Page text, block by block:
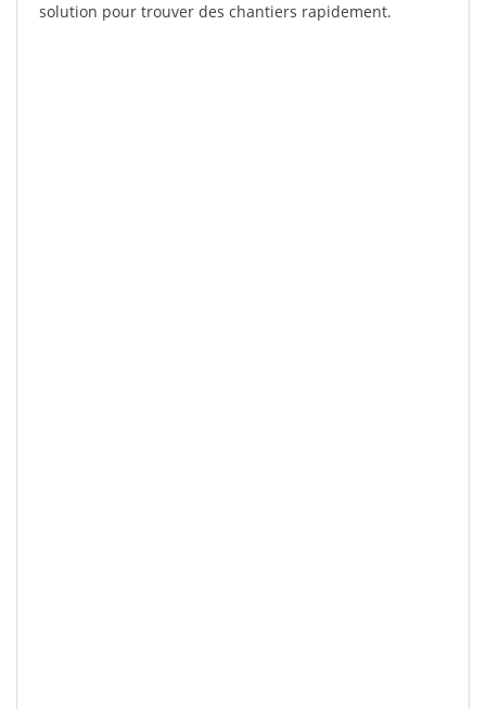
solution pour trouver des chantiers rapidement.